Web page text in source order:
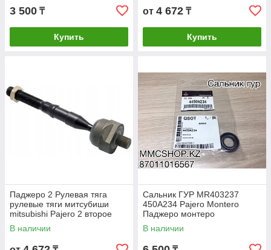
3 500 ₸
Купить
от 4 672 ₸
Купить
Паджеро 2 Рулевая тяга
рулевые тяги митсубиши
mitsubishi Pajero 2 второе
поколение
В наличии
Сальник ГУР MR403237
450А234 Pajero Montero
Паджеро монтеро
В наличии